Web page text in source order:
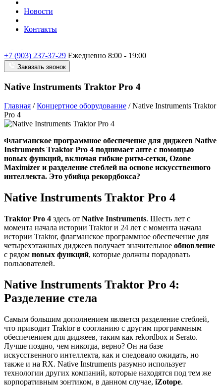
Новости
Контакты
+7 (903) 237-37-29 Ежедневно 8:00 - 19:00
Заказать звонок
Native Instruments Traktor Pro 4
Главная /Концертное оборудование /Native Instruments Traktor
Pro 4
Флагманское программное обеспечение для диджеев Native
Instruments Traktor Pro 4 поднимает анте с помощью
новых функций, включая гибкие ритм-сетки, Ozone
Maximizer и разделение стеблей на основе искусственного
интеллекта. Это убийца рекордбокса?
Native Instruments Traktor Pro 4
Traktor Pro 4 здесь от Native Instruments. Шесть лет с
момента начала истории Traktor и 24 лет с момента начала
истории Traktor, флагманское программное обеспечение для
четырехэтажных диджеев получает значительное обновление
с рядом новых функций, которые должны порадовать
пользователей.
Native Instruments Traktor Pro 4:
Разделение стела
Самым большим дополнением является разделение стеблей,
что приводит Traktor в соогланию с другим программным
обеспечением для диджеев, таким как rekordbox и Serato.
Лучше поздно, чем никогда, верно? Он на базе
искусственного интеллекта, как и следовало ожидать, но
также и на RX. Native Instruments разумно использует
технологии других компаний, которые находятся под тем же
корпоративным зонтиком, в данном случае, iZotope.